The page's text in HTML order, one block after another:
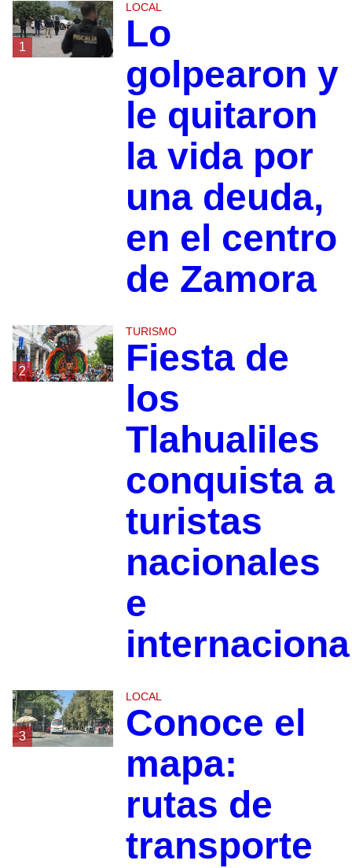
1
LOCAL
Lo
golpearon y
le quitaron
la vida por
una deuda,
en el centro
de Zamora
2
TURISMO
Fiesta de
los
Tlahualiles
conquista a
turistas
nacionales
e
3
LOCAL
Conoce el
mapa:
rutas de
transporte